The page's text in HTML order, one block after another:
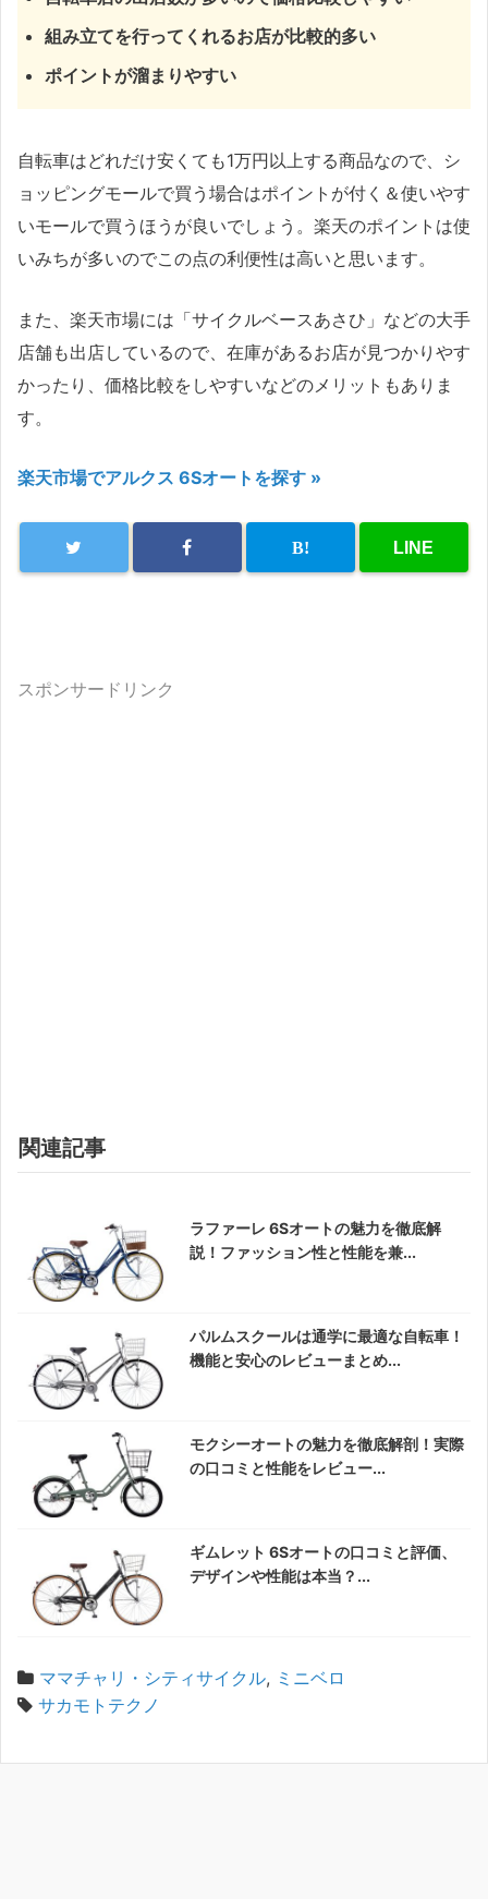
組み立てを行ってくれるお店が比較的多い
ポイントが溜まりやすい
自転車はどれだけ安くても1万円以上する商品なので、シ
ョッピングモールで買う場合はポイントが付く＆使いやす
いモールで買うほうが良いでしょう。楽天のポイントは使
いみちが多いのでこの点の利便性は高いと思います。
また、楽天市場には「サイクルベースあさひ」などの大手
店舗も出店しているので、在庫があるお店が見つかりやす
かったり、価格比較をしやすいなどのメリットもありま
す。
楽天市場でアルクス 6Sオートを探す »
スポンサードリンク
関連記事
ラファーレ 6Sオートの魅力を徹底解
説！ファッション性と性能を兼...
パルムスクールは通学に最適な自転車！
機能と安心のレビューまとめ...
モクシーオートの魅力を徹底解剖！実際
の口コミと性能をレビュー...
ギムレット 6Sオートの口コミと評価、
デザインや性能は本当？...
ママチャリ・シティサイクル, ミニベロ
サカモトテクノ